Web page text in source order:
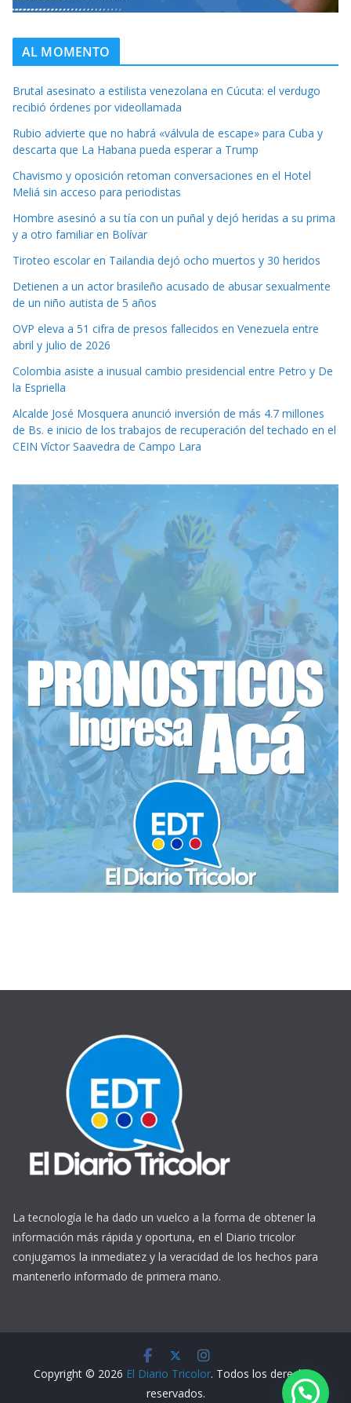
AL MOMENTO
Brutal asesinato a estilista venezolana en Cúcuta: el verdugo
recibió órdenes por videollamada
Rubio advierte que no habrá «válvula de escape» para Cuba y
descarta que La Habana pueda esperar a Trump
Chavismo y oposición retoman conversaciones en el Hotel
Meliá sin acceso para periodistas
Hombre asesinó a su tía con un puñal y dejó heridas a su prima
y a otro familiar en Bolívar
Tiroteo escolar en Tailandia dejó ocho muertos y 30 heridos
Detienen a un actor brasileño acusado de abusar sexualmente
de un niño autista de 5 años
OVP eleva a 51 cifra de presos fallecidos en Venezuela entre
abril y julio de 2026
Colombia asiste a inusual cambio presidencial entre Petro y De
la Espriella
Alcalde José Mosquera anunció inversión de más 4.7 millones
de Bs. e inicio de los trabajos de recuperación del techado en el
CEIN Víctor Saavedra de Campo Lara
La tecnología le ha dado un vuelco a la forma de obtener la
información más rápida y oportuna, en el Diario tricolor
conjugamos la inmediatez y la veracidad de los hechos para
mantenerlo informado de primera mano.
Copyright © 2026 El Diario Tricolor. Todos los derechos
reservados.